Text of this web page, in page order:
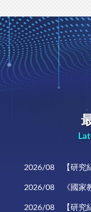
2026/08 【研究
2026/08 《國
2026/08 【研究紀